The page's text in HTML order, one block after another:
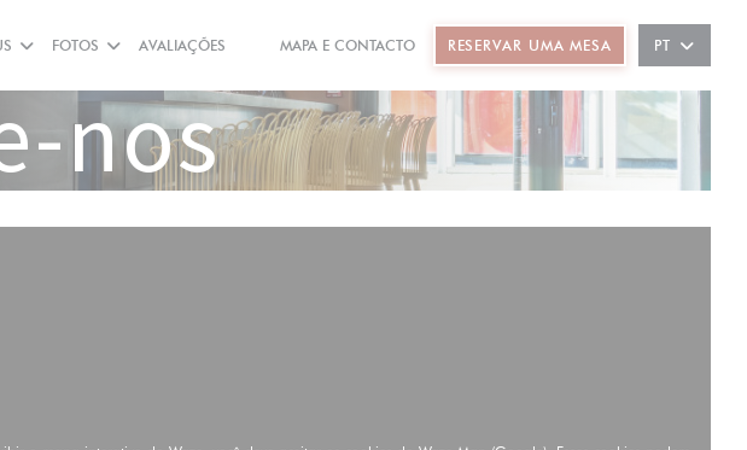
FOTOS AVALIAÇÕES
((ABRE NUMA NOVA JANELA))
((ABRE NUMA NOVA JANELA))
MAPA E CONTACTO RESERVAR UMA MESA PT
nos